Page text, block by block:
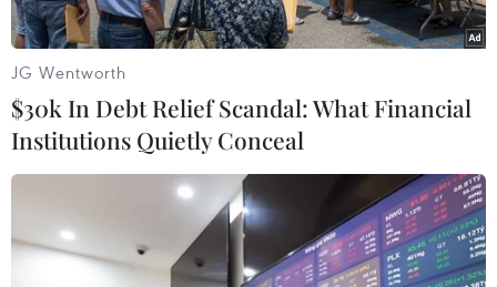
JG Wentworth
$30k In Debt Relief Scandal: What Financial
Institutions Quietly Conceal